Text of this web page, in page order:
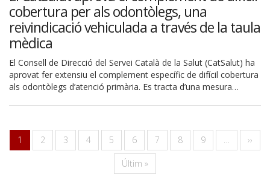
cobertura per als odontòlegs, una
reivindicació vehiculada a través de la taula
mèdica
El Consell de Direcció del Servei Català de la Salut (CatSalut) ha
aprovat fer extensiu el complement específic de difícil cobertura
als odontòlegs d’atenció primària. Es tracta d’una mesura…
Paginació
Pàgina
actual
1 Pàgina
2 Pàgina
3 Pàgina
4 Pàgina
5 Pàgina
6 Pàgina
7 Pàgina
8 Pàgina
9 … ››
Última
pàgina
Últim »